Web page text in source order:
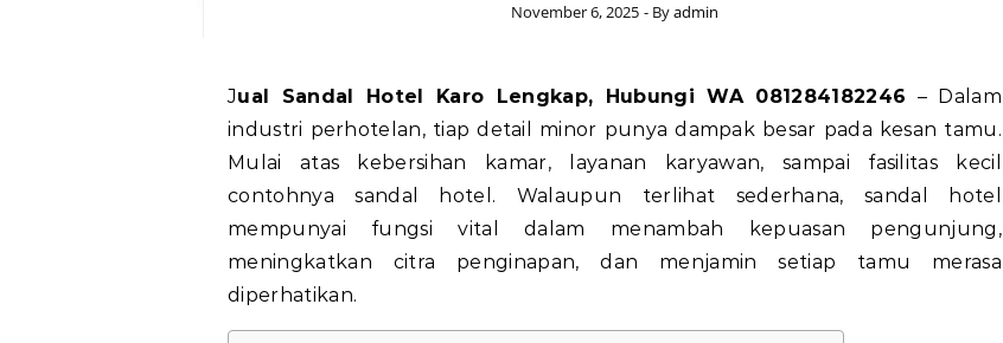
November 6, 2025 - Byadmin
Jual Sandal Hotel Karo Lengkap, Hubungi WA 081284182246 – Dalam
industri perhotelan, tiap detail minor punya dampak besar pada kesan tamu.
Mulai atas kebersihan kamar, layanan karyawan, sampai fasilitas kecil
contohnya sandal hotel. Walaupun terlihat sederhana, sandal hotel
mempunyai fungsi vital dalam menambah kepuasan pengunjung,
meningkatkan citra penginapan, dan menjamin setiap tamu merasa
diperhatikan.